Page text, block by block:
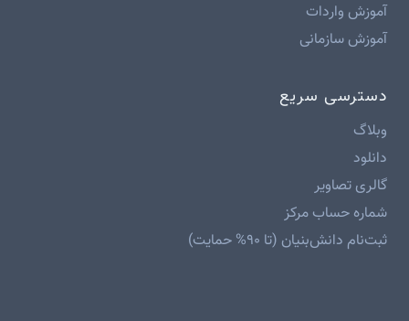
آموزش واردات
آموزش سازمانی
دسترسی سریع
وبلاگ
دانلود
گالری تصاویر
شماره حساب مرکز
ثبت‌نام دانش‌بنیان (تا ۹۰% حمایت)